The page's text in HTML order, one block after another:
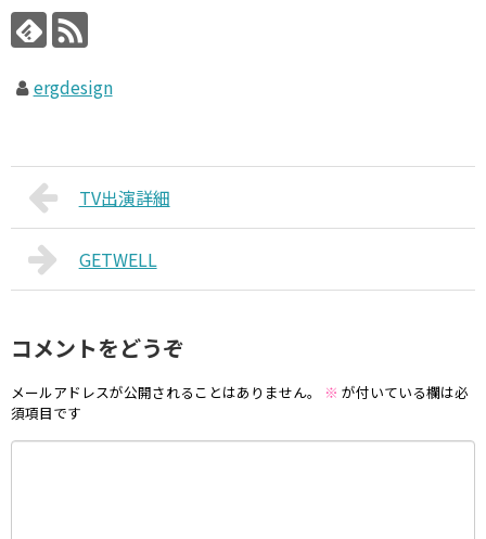
ergdesign
TV出演詳細
GETWELL
コメントをどうぞ
メールアドレスが公開されることはありません。 ※ が付いている欄は必
須項目です